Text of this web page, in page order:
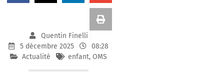
Quentin Finelli
5 décembre 2025
08:28
Actualité
enfant, OMS